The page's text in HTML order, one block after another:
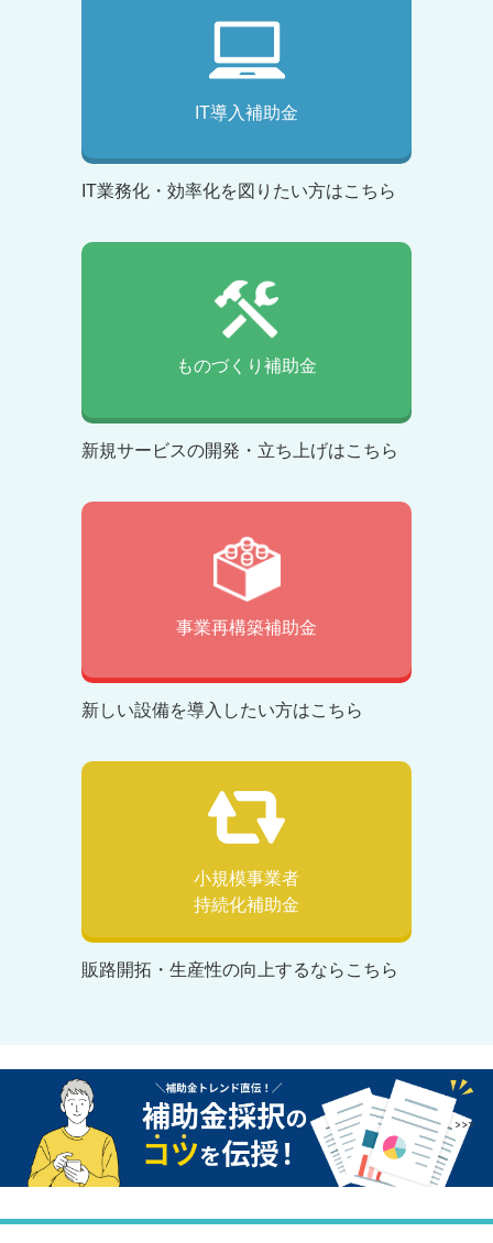
IT導入補助金
IT業務化・効率化を図りたい方はこちら
ものづくり補助金
新規サービスの開発・立ち上げはこちら
事業再構築補助金
新しい設備を導入したい方はこちら
小規模事業者
持続化補助金
販路開拓・生産性の向上するならこちら